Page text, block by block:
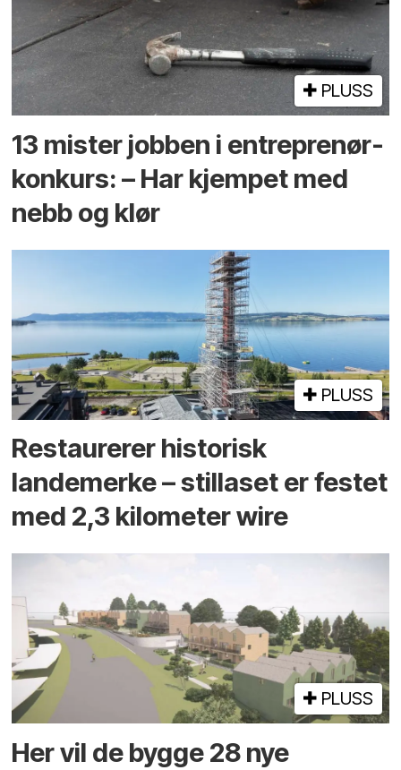
PLUSS
13 mister jobben i entreprenør­
konkurs: – Har kjempet med
nebb og klør
PLUSS
Restaurerer historisk
landemerke – stillaset er festet
med 2,3 kilometer wire
PLUSS
Her vil de bygge 28 nye